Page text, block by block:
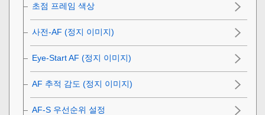
초점 프레임 색상
사전-AF (정지 이미지)
Eye-Start AF (정지 이미지)
AF 추적 감도 (정지 이미지)
AF-S 우선순위 설정